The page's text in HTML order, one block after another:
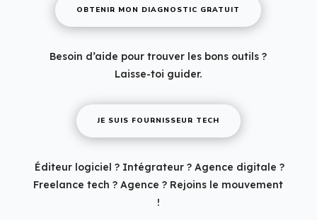
OBTENIR MON DIAGNOSTIC GRATUIT
Besoin d’aide pour trouver les bons outils ?
Laisse-toi guider.
JE SUIS FOURNISSEUR TECH
Éditeur logiciel ? Intégrateur ? Agence digitale ?
Freelance tech ? Agence ? Rejoins le mouvement
!